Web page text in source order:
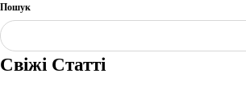
Пошук
Свіжі Статті